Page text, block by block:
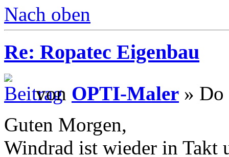
Nach oben
Re: Ropatec Eigenbau
von OPTI-Maler » Do
Guten Morgen,
Windrad ist wieder in Takt